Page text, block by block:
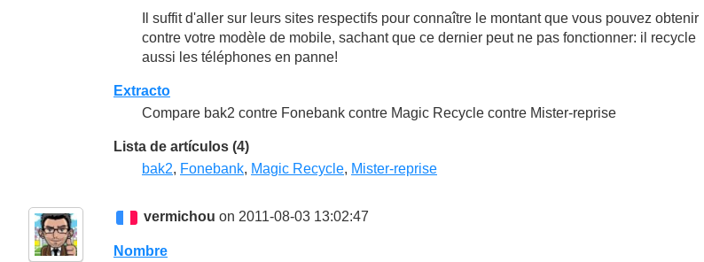
Il suffit d'aller sur leurs sites respectifs pour connaître le montant que vous pouvez obtenir
contre votre modèle de mobile, sachant que ce dernier peut ne pas fonctionner: il recycle
aussi les téléphones en panne!
Extracto
Compare bak2 contre Fonebank contre Magic Recycle contre Mister-reprise
Lista de artículos (4)
bak2, Fonebank, Magic Recycle, Mister-reprise
vermichou on 2011-08-03 13:02:47
Nombre